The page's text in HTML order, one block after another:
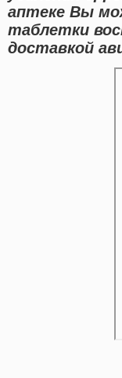
аптеке Вы
таблетки
доставкой